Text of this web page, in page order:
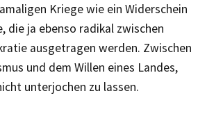
Kriege wie ein Widerschein
die ja ebenso radikal zwischen
ausgetragen werden. Zwischen
und dem Willen eines Landes,
unterjochen zu lassen.